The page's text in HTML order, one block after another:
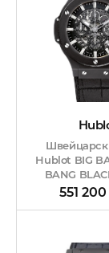
Hublot BIG
BANG
551